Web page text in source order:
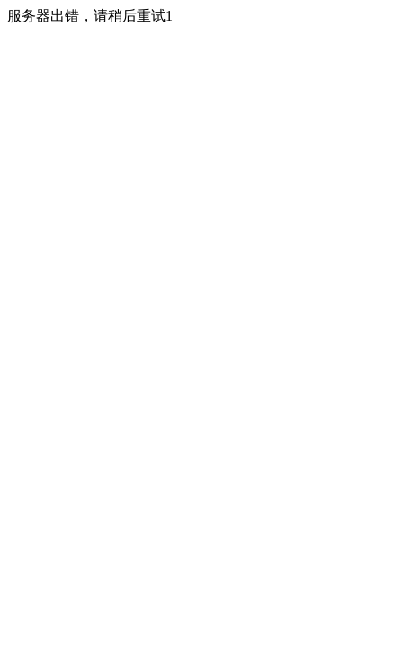
服务器出错，请稍后重试1